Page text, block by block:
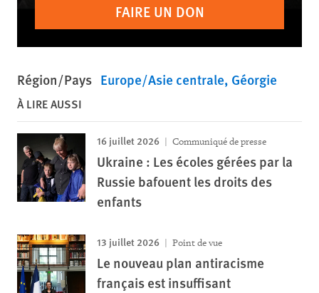
FAIRE UN DON
Région/Pays Europe/Asie centrale Géorgie
À LIRE AUSSI
16 juillet 2026 Communiqué de presse
Ukraine : Les écoles gérées par la
Russie bafouent les droits des
enfants
13 juillet 2026 Point de vue
Le nouveau plan antiracisme
français est insuffisant